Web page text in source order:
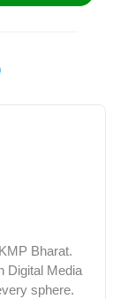
Bharat.
Digital Media
sphere.